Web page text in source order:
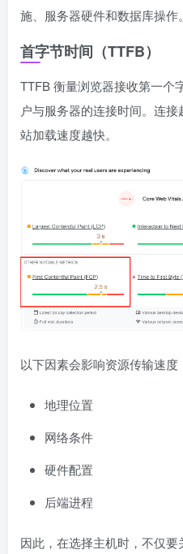
施、服务器硬件和数据库操作。
首字节时间（TTFB）
TTFB 衡量浏览器接收第一个
户与服务器的连接时间。连
站加载速度越快。
以下因素会影响资源传输速度
地理位置
网络条件
硬件配置
后端进程
因此，在选择主机时，不仅